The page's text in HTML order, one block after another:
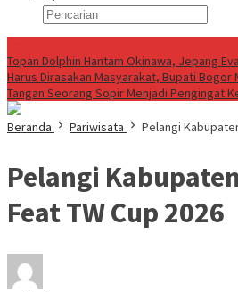
Topan Dolphin Hantam Okinawa, Jepang
Harus Dirasakan Masyarakat, Bupati Bogor
Tangan Seorang Sopir Menjadi Pengingat
Beranda Pariwisata Pelangi
Pelangi
Feat TW Cup 2026